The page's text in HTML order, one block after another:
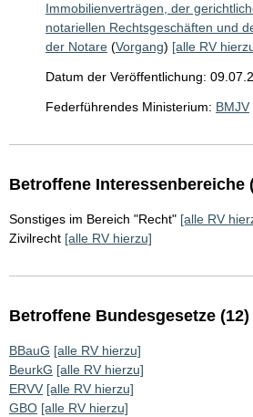
Immobilienverträgen, der
notariellen Rechtsgeschäften und
der Notare (Vorgang) [alle RV
Datum der Veröffentlichung:
Federführendes Ministerium: BMJV
Betroffene Interessenbereiche
Sonstiges im Bereich "Recht" [alle RV
Zivilrecht [alle RV hierzu]
Betroffene Bundesgesetze (12)
BBauG [alle RV hierzu]
BeurkG [alle RV hierzu]
ERVV [alle RV hierzu]
GBO [alle RV hierzu]